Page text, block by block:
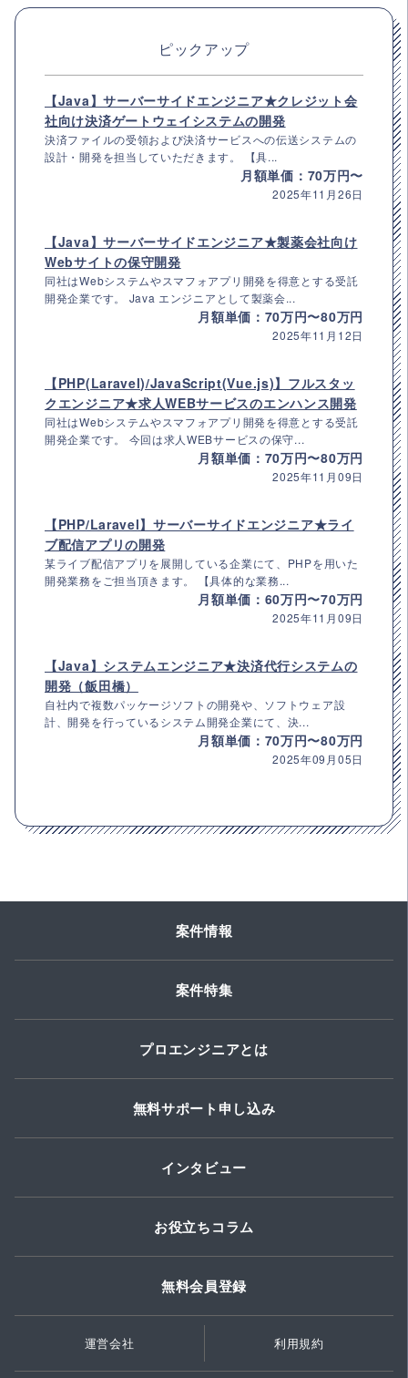
ピックアップ
【Java】サーバーサイドエンジニア★クレジット会
社向け決済ゲートウェイシステムの開発
決済ファイルの受領および決済サービスへの伝送システムの
設計・開発を担当していただきます。 【具...
月額単価：70万円〜
2025年11月26日
【Java】サーバーサイドエンジニア★製薬会社向け
Webサイトの保守開発
同社はWebシステムやスマフォアプリ開発を得意とする受託
開発企業です。 Java エンジニアとして製薬会...
月額単価：70万円〜80万円
2025年11月12日
【PHP(Laravel)/JavaScript(Vue.js)】フルスタッ
クエンジニア★求人WEBサービスのエンハンス開発
同社はWebシステムやスマフォアプリ開発を得意とする受託
開発企業です。 今回は求人WEBサービスの保守...
月額単価：70万円〜80万円
2025年11月09日
【PHP/Laravel】サーバーサイドエンジニア★ライ
ブ配信アプリの開発
某ライブ配信アプリを展開している企業にて、PHPを用いた
開発業務をご担当頂きます。 【具体的な業務...
月額単価：60万円〜70万円
2025年11月09日
【Java】システムエンジニア★決済代行システムの
開発（飯田橋）
自社内で複数パッケージソフトの開発や、ソフトウェア設
計、開発を行っているシステム開発企業にて、決...
月額単価：70万円〜80万円
2025年09月05日
案件情報
案件特集
プロエンジニアとは
無料サポート申し込み
インタビュー
お役立ちコラム
無料会員登録
運営会社 利用規約